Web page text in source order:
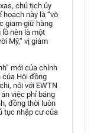
chủ tịch ủy
này là “vô
giam giữ hàng
lồ nên là một
Mỹ,” vị giám
mới của chính
của Hội đồng
nói với EWTN
việc phỉ báng
đồng thời luôn
tục nhập cư của